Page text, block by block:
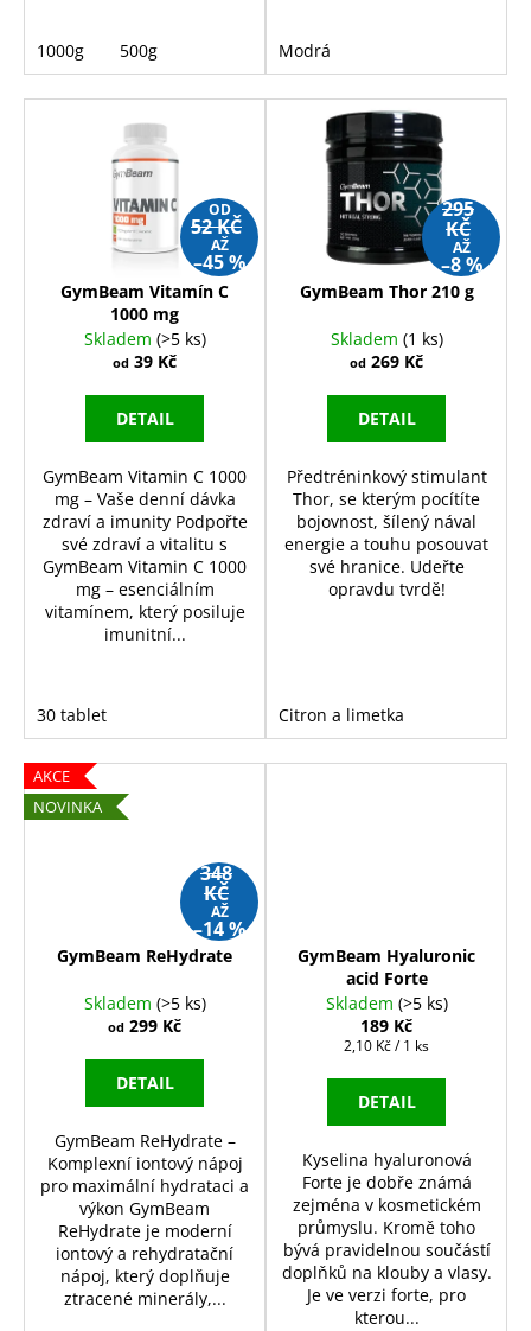
1000g 500g Modrá
OD
52 KČ
AŽ
–45 %
GymBeam Vitamín C
1000 mg
Skladem (>5 ks)
od 39 Kč
DETAIL
GymBeam Vitamin C 1000
mg – Vaše denní dávka
zdraví a imunity Podpořte
své zdraví a vitalitu s
GymBeam Vitamin C 1000
mg – esenciálním
vitamínem, který posiluje
imunitní...
30 tablet
295
KČ
AŽ
–8 %
GymBeam Thor 210 g
Skladem (1 ks)
od 269 Kč
DETAIL
Předtréninkový stimulant
Thor, se kterým pocítíte
bojovnost, šílený nával
energie a touhu posouvat
své hranice. Udeřte
opravdu tvrdě!
Citron a limetka
AKCE
NOVINKA
348
KČ
AŽ
–14 %
GymBeam ReHydrate
Skladem (>5 ks)
od 299 Kč
DETAIL
GymBeam ReHydrate –
Komplexní iontový nápoj
pro maximální hydrataci a
výkon GymBeam
ReHydrate je moderní
iontový a rehydratační
nápoj, který doplňuje
ztracené minerály,...
GymBeam Hyaluronic
acid Forte
Skladem (>5 ks)
189 Kč
Měrná
2,10 Kč / 1 ks
DETAIL
Kyselina hyaluronová
Forte je dobře známá
zejména v kosmetickém
průmyslu. Kromě toho
bývá pravidelnou součástí
doplňků na klouby a vlasy.
Je ve verzi forte, pro
kterou...
NUTREND
35%